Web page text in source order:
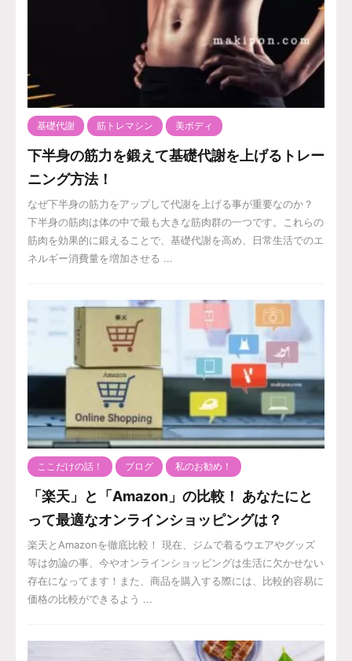
基礎代謝 筋トレマシン 美ボディ
下半身の筋力を鍛えて基礎代謝を上げるトレー
ニング方法！
なぜ下半身の筋力をアップして代謝を上げる事が重要なのか？
下半身の筋肉は体の中で最も大きな筋肉群の一つです。これらの
筋肉を効果的に鍛えることで、基礎代謝を高め、日常生活でのエ
ネルギー消費量を増加させる ...
ここだけの話！ ブログ 私のお勧め！
「楽天」と「Amazon」の比較！ あなたにと
って最適なオンラインショッピングは？
楽天とAmazonを徹底比較！ 現在、ジムで着るウエアやグッズ
等は勿論の事、今やオンラインショッピングは生活に欠かせない
存在になってます！また、商品を購入する際には、比較的容易に
価格の比較ができるよう ...